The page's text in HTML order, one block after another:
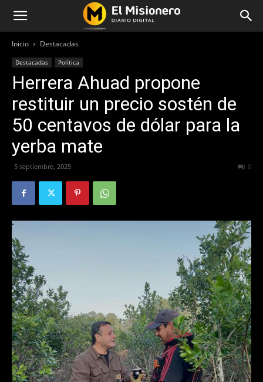
Inicio Destacadas
Destacadas Política
Herrera Ahuad propone
restituir un precio sostén de
50 centavos de dólar para la
yerba mate
5 septiembre, 2025 0